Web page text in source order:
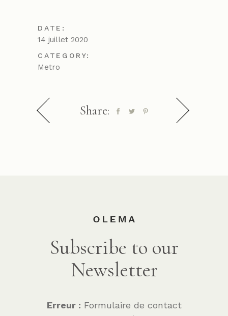
DATE:
14 juillet 2020
CATEGORY:
Metro
Share:
Subscribe to our
Newsletter
Erreur : Formulaire de contact